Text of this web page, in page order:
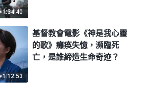
1:34:40
1:12:53
基督教會電影《神是我心靈
的歌》癱痪失憶，瀕臨死
亡，是誰締造生命奇迹？